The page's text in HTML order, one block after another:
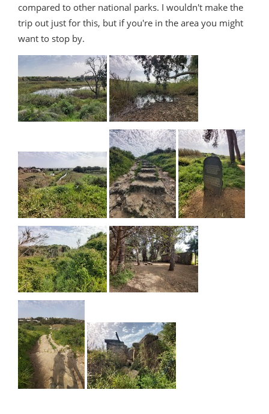
compared to other national parks. I wouldn't make the
trip out just for this, but if you're in the area you might
want to stop by.